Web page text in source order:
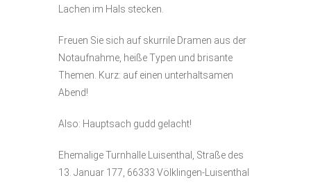
Lachen im Hals stecken.
Freuen Sie sich auf skurrile Dramen aus der
Notaufnahme, heiße Typen und brisante
Themen. Kurz: auf einen unterhaltsamen
Abend!
Also: Hauptsach gudd gelacht!
Ehemalige Turnhalle Luisenthal, Straße des
13. Januar 177, 66333 Völklingen-Luisenthal